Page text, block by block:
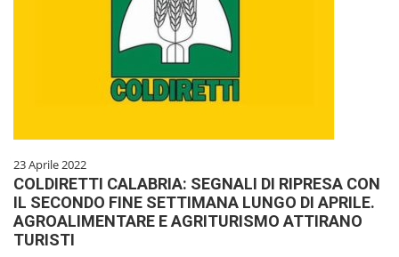
23 Aprile 2022
COLDIRETTI CALABRIA: SEGNALI DI RIPRESA CON
IL SECONDO FINE SETTIMANA LUNGO DI APRILE.
AGROALIMENTARE E AGRITURISMO ATTIRANO
TURISTI